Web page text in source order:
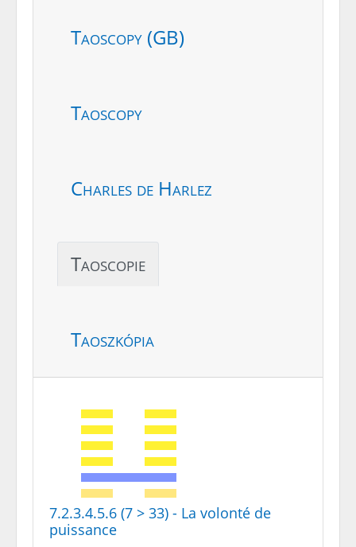
Taoscopy (GB)
Taoscopy
Charles de Harlez
Taoscopie
Taoszkópia
7.2.3.4.5.6 (7 > 33) - La volonté de
puissance